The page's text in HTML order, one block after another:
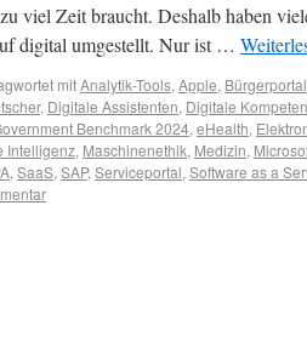
viel Zeit braucht. Deshalb haben
digital umgestellt. Nur ist …
mitAnalytik-Tools, Apple, Bürgerportal
, Digitale Assistenten, Digitale
Benchmark 2024, eHealth,
Intelligenz, Maschinenethik, Medizin,
, SaaS, SAP, Serviceportal, Software as a